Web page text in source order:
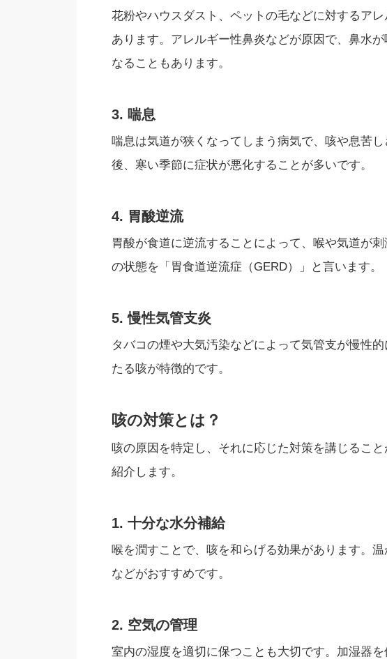
花粉やハウスダスト、ペットの毛などに対するア
あります。アレルギー性鼻炎などが原因で、鼻水
なることもあります。
3. 喘息
喘息は気道が狭くなってしまう病気で、咳や息苦
後、寒い季節に症状が悪化することが多いです。
4. 胃酸逆流
胃酸が食道に逆流することによって、喉や気道が
の状態を「胃食道逆流症（GERD）」と言います。
5. 慢性気管支炎
タバコの煙や大気汚染などによって気管支が慢性
たる咳が特徴的です。
咳の対策とは？
咳の原因を特定し、それに応じた対策を講じるこ
紹介します。
1. 十分な水分補給
喉を潤すことで、咳を和らげる効果があります。
などがおすすめです。
2. 空気の管理
室内の湿度を適切に保つことも大切です。加湿器